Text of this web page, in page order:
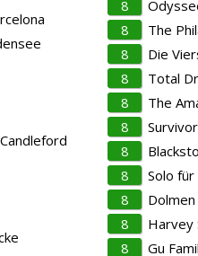
8
8
The
8
Die
8
Total
8
The
8
8
8
Solo für
8
8
Harvey
8
Gu